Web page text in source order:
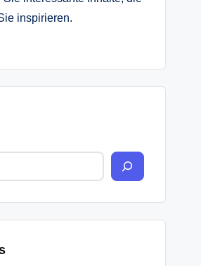
inspirieren.